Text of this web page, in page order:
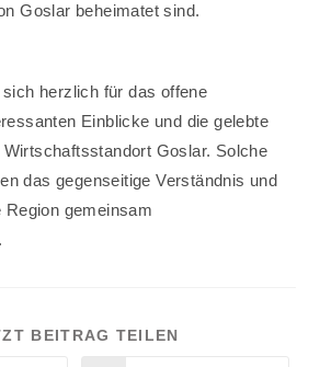
Goslar beheimatet sind.
herzlich für das offene
Einblicke und die gelebte
Goslar. Solche
das gegenseitige Verständnis und
gemeinsam
BEITRAG TEILEN